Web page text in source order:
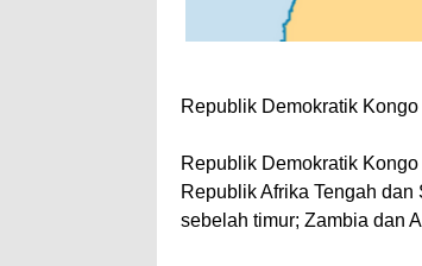
Republik Demokratik
Republik Demokratik
Republik Afrika Tengah
sebelah timur; Zambia dan